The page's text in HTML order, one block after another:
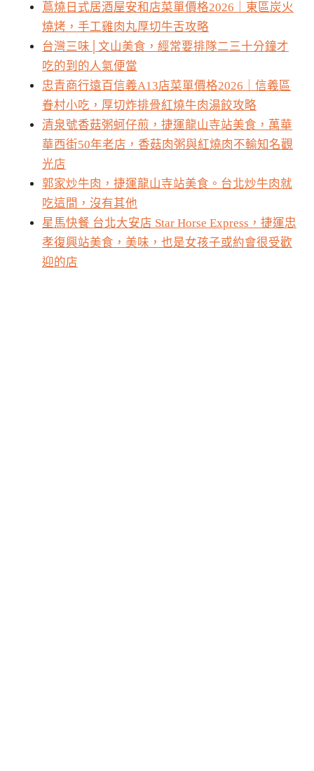
蔦燒日式居酒屋安和店菜單價格2026｜東區炭火
燒烤，手工雞肉丸厚切牛舌攻略
台灣三味│文山美食，經常要排隊二三十分鐘才
吃的到的人氣便當
忠青商行遠百信義A13店菜單價格2026｜信義區
眷村小吃，厚切炸排骨紅燒牛肉湯餃攻略
清泉號香菇粥蚵仔煎，捷運龍山寺站美食，萬華
華西街50年老店，香菇肉粥與紅燒肉不輸知名觀
光店
郭家炒牛肉，捷運龍山寺站美食。台北炒牛肉就
吃這間，沒有其他
星馬快餐 台北大安店 Star Horse Express，捷運忠
孝復興站美食，美味，也是女孩子或約會很受歡
迎的店